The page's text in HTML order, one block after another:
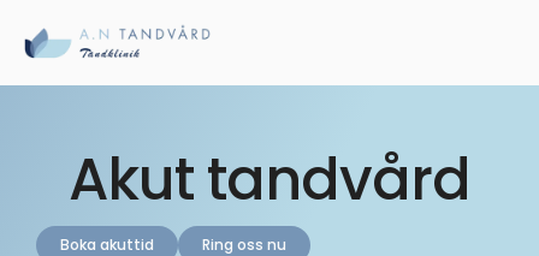
Akut tandvård
Boka akuttid Ring oss nu